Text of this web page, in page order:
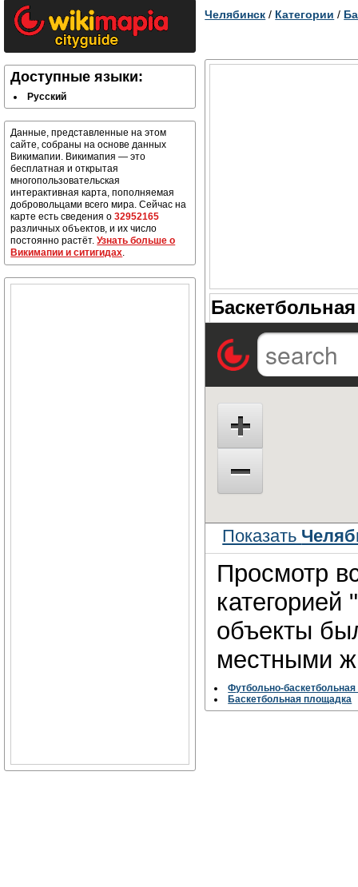
Доступные языки:
Русский
Данные, представленные на этом
сайте, собраны на основе данных
Викимапии. Викимапия — это
бесплатная и открытая
многопользовательская
интерактивная карта, пополняемая
добровольцами всего мира. Сейчас на
карте есть сведения о32952165
различных объектов, и их число
постоянно растёт.Узнать больше о
Викимапии и ситигидах.
Челябинск / Категории /
Показать
Просмотр
объекты
местными
Футбольно-
Баскетбольная площадка